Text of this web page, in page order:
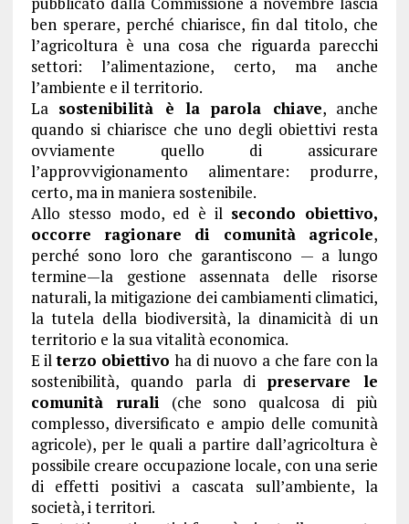
ben sperare, perché chiarisce, fin dal titolo, che
l’agricoltura è una cosa che riguarda parecchi
settori: l’alimentazione, certo, ma anche
l’ambiente e il territorio.
La sostenibilità è la parola chiave, anche
quando si chiarisce che uno degli obiettivi resta
ovviamente quello di assicurare
l’approvvigionamento alimentare: produrre,
certo, ma in maniera sostenibile.
Allo stesso modo, ed è il secondo obiettivo,
occorre ragionare di comunità agricole,
perché sono loro che garantiscono — a lungo
termine—la gestione assennata delle risorse
naturali, la mitigazione dei cambiamenti climatici,
la tutela della biodiversità, la dinamicità di un
territorio e la sua vitalità economica.
E ilterzo obiettivo ha di nuovo a che fare con la
sostenibilità, quando parla dipreservare le
comunità rurali (che sono qualcosa di più
complesso, diversificato e ampio delle comunità
agricole), per le quali a partire dall’agricoltura è
possibile creare occupazione locale, con una serie
di effetti positivi a cascata sull’ambiente, la
società, i territori.